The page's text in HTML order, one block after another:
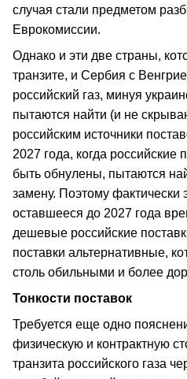
случая стали предметом
Еврокомиссии.
Однако и эти две страны,
транзите, и Сербия с
российский газ, минуя
пытаются найти (и не
российским источники
2027 года, когда
быть обнулены, пытаются
замену. Поэтому фактически
оставшееся до 2027 года
дешевые российские
поставки альтернативные,
столь обильными и более
Тонкости поставок
Требуется еще одно
физическую и контрактную
транзита российского газа